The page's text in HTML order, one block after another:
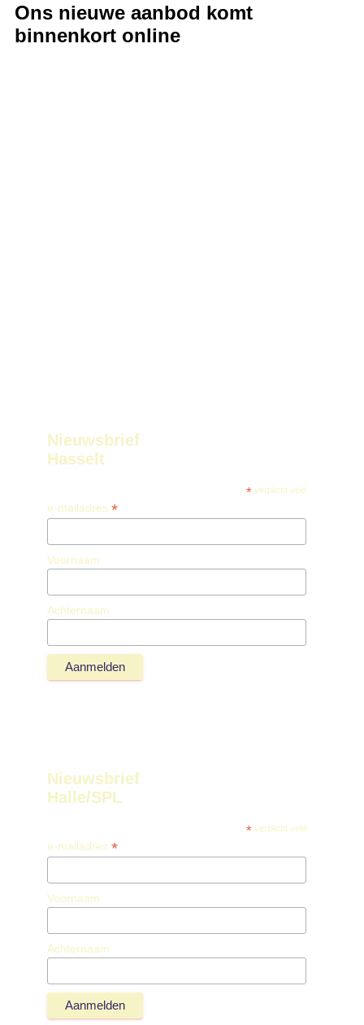
Ons nieuwe aanbod komt
binnenkort online
Nieuwsbrief
Hasselt
*verplicht veld
e-mailadres *
Voornaam
Achternaam
Nieuwsbrief
Halle/SPL
*verplicht veld
e-mailadres *
Voornaam
Achternaam